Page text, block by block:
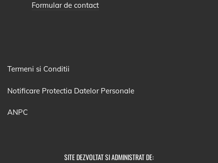
Formular de contact
Termeni si Conditii
Notificare Protectia Datelor Personale
ANPC
SITE DEZVOLTAT SI ADMINISTRAT DE: